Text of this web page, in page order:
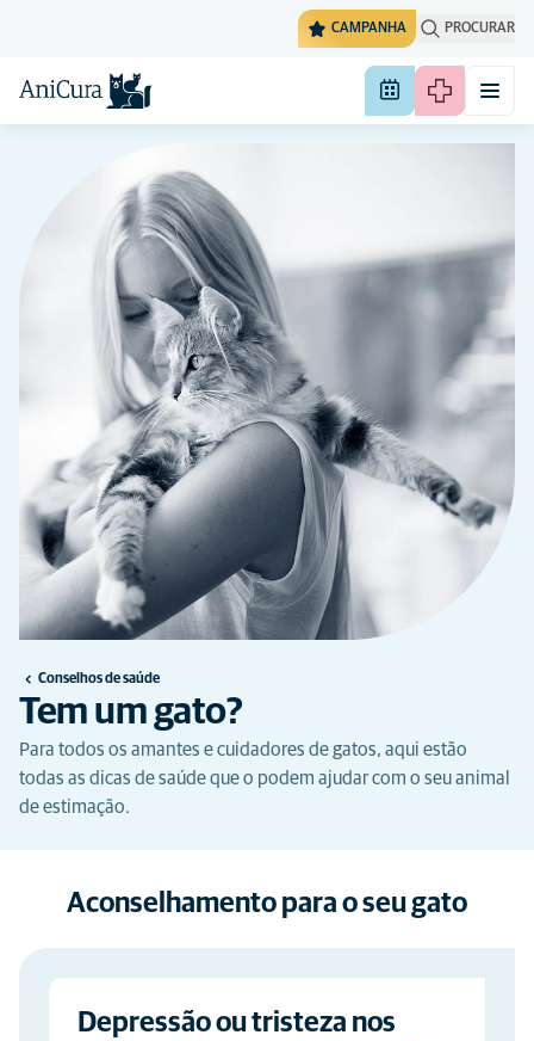
CAMPANHA PROCURAR
Conselhos de saúde
Tem um gato?
Para todos os amantes e cuidadores de gatos, aqui estão
todas as dicas de saúde que o podem ajudar com o seu animal
de estimação.
Aconselhamento para o seu gato
Depressão ou tristeza nos